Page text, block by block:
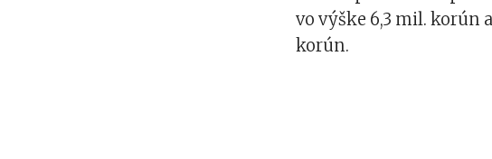
vo výške 6,3 mil. korún
korún.